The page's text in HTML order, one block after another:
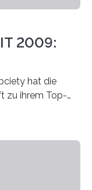
2009:
hat die
zu ihrem Top-